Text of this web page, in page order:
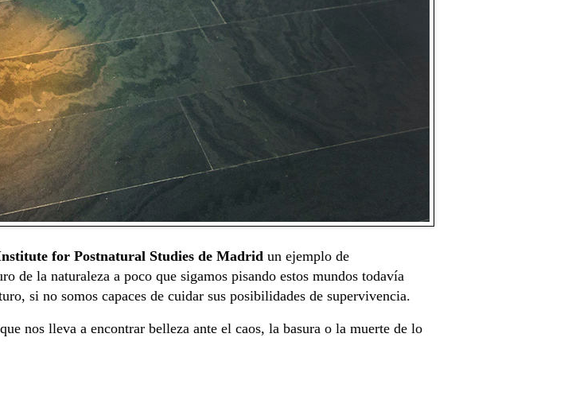
for Postnatural Studies de Madrid un ejemplo de
de la naturaleza a poco que sigamos pisando estos mundos todavía
si no somos capaces de cuidar sus posibilidades de supervivencia.
nos lleva a encontrar belleza ante el caos, la basura o la muerte de lo